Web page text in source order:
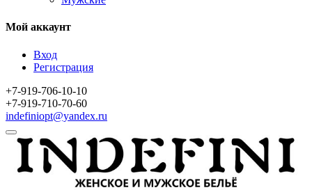
Мой аккаунт
Вход
Регистрация
+7-919-706-10-10
+7-919-710-70-60
indefiniopt@yandex.ru